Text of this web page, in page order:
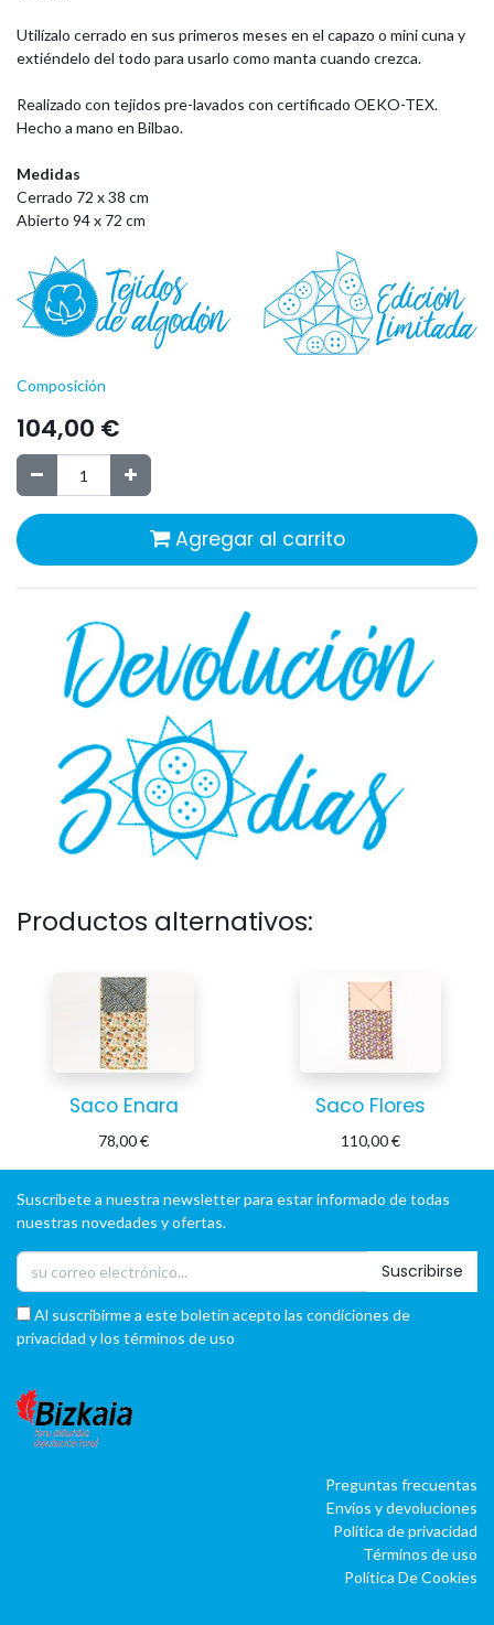
Utilízalo cerrado en sus primeros meses en el capazo o mini cuna y
extiéndelo del todo para usarlo como manta cuando crezca.
Realizado con tejidos pre-lavados con certificado OEKO-TEX.
Hecho a mano en Bilbao.
Medidas
Cerrado 72 x 38 cm
Abierto 94 x 72 cm
Composición
104,00 €
Agregar al carrito
Productos alternativos:
Saco Enara
78,00€
Saco Flores
110,00€
Suscríbete a nuestra newsletter para estar informado de todas
nuestras novedades y ofertas.
Suscribirse
Al suscribirme a este boletín acepto las condiciones de
privacidad y los términos de uso
Preguntas frecuentas
Envíos y devoluciones
Política de privacidad
Términos de uso
Política De Cookies